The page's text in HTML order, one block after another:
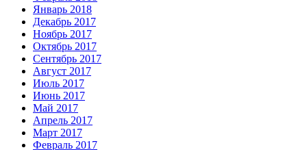
Январь 2018
Декабрь 2017
Ноябрь 2017
Октябрь 2017
Сентябрь 2017
Август 2017
Июль 2017
Июнь 2017
Май 2017
Апрель 2017
Март 2017
Февраль 2017